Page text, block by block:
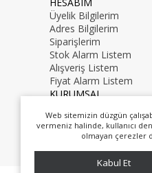
Web sitemizin düzgün
vermeniz halinde, kullanıcı
olmayan çerezler
Kabul Et
Üyelik Bilgilerim
Adres Bilgilerim
Siparişlerim
Stok Alarm Listem
Alışveriş Listem
Fiyat Alarm Listem
KURUMSAL
Hakkımızda
0216 000 00 00